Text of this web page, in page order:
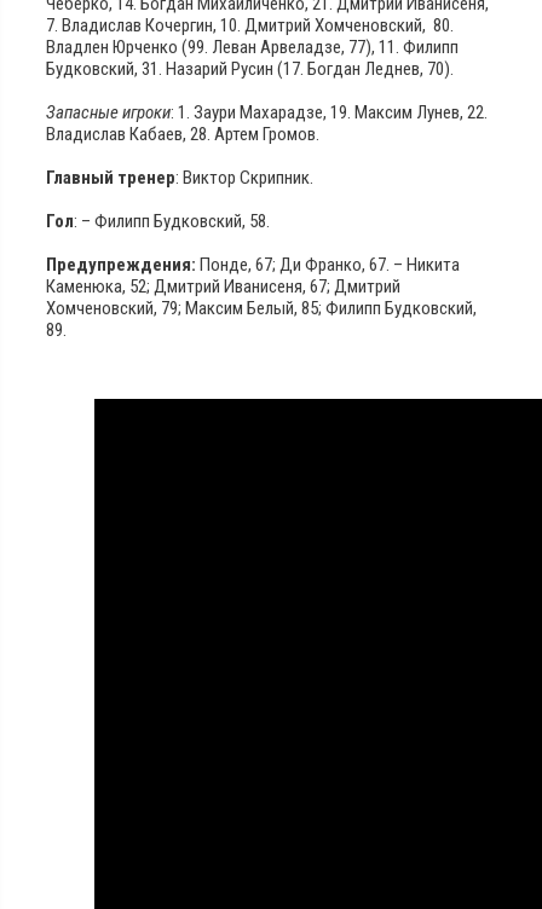
7. Владислав Кочергин, 10. Дмитрий Хомченовский, 80.
Владлен Юрченко (99. Леван Арвеладзе, 77), 11. Филипп
Будковский, 31. Назарий Русин (17. Богдан Леднев, 70).
Запасные игроки: 1. Заури Махарадзе, 19. Максим Лунев, 22.
Владислав Кабаев, 28. Артем Громов.
Главный тренер: Виктор Скрипник.
Гол: – Филипп Будковский, 58.
Предупреждения: Понде, 67; Ди Франко, 67. – Никита
Каменюка, 52; Дмитрий Иванисеня, 67; Дмитрий
Хомченовский, 79; Максим Белый, 85; Филипп Будковский,
89.